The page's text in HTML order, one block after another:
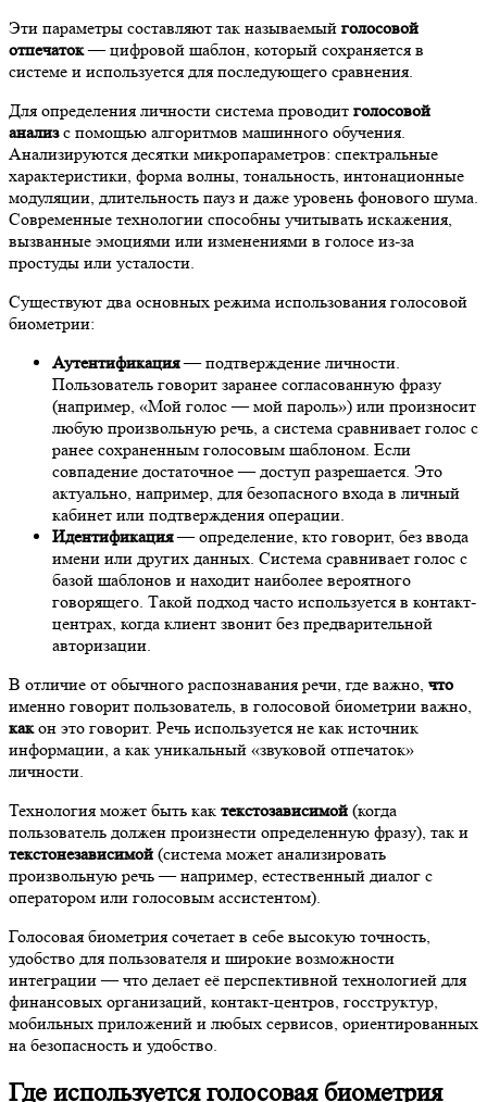
Эти параметры составляют так называемый голосовой
отпечаток— цифровой шаблон, который сохраняется в
системе и используется для последующего сравнения.
Для определения личности система проводит голосовой
анализс помощью алгоритмов машинного обучения.
Анализируются десятки микропараметров: спектральные
характеристики, форма волны, тональность, интонационные
модуляции, длительность пауз и даже уровень фонового шума.
Современные технологии способны учитывать искажения,
вызванные эмоциями или изменениями в голосе из-за
простуды или усталости.
Существуют два основных режима использования голосовой
биометрии:
Аутентификация— подтверждение личности.
Пользователь говорит заранее согласованную фразу
(например, «Мой голос — мой пароль») или произносит
любую произвольную речь, а система сравнивает голос с
ранее сохраненным голосовым шаблоном. Если
совпадение достаточное — доступ разрешается. Это
актуально, например, для безопасного входа в личный
кабинет или подтверждения операции.
Идентификация— определение, кто говорит, без ввода
имени или других данных. Система сравнивает голос с
базой шаблонов и находит наиболее вероятного
говорящего. Такой подход часто используется в контакт-
центрах, когда клиент звонит без предварительной
авторизации.
В отличие от обычного распознавания речи, где важно, что
именно говорит пользователь, в голосовой биометрии важно,
какон это говорит. Речь используется не как источник
информации, а как уникальный «звуковой отпечаток»
личности.
Технология может быть как текстозависимой (когда
пользователь должен произнести определенную фразу), так и
текстонезависимой (система может анализировать
произвольную речь — например, естественный диалог с
оператором или голосовым ассистентом).
Голосовая биометрия сочетает в себе высокую точность,
удобство для пользователя и широкие возможности
интеграции — что делает её перспективной технологией для
финансовых организаций, контакт-центров, госструктур,
мобильных приложений и любых сервисов, ориентированных
на безопасность и удобство.
Где используется голосовая биометрия